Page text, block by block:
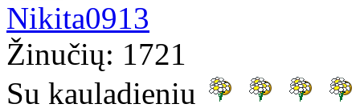
Nikita0913
Žinučių: 1721
Su kauladieniu